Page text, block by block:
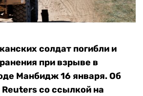
солдат погибли и
при взрыве в
Манбидж 16 января. Об
Reuters со ссылкой на